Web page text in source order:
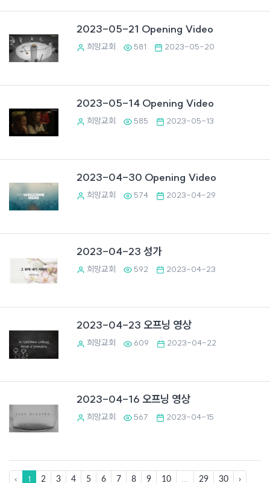
2023-05-21 Opening Video
희망교회 581 2023-05-20
2023-05-14 Opening Video
희망교회 585 2023-05-13
2023-04-30 Opening Video
희망교회 574 2023-04-29
2023-04-23 성가
희망교회 592 2023-04-23
2023-04-23 오프닝 영상
희망교회 609 2023-04-22
2023-04-16 오프닝 영상
희망교회 567 2023-04-15
‹ 1 2 3 4 5 6 7 8 9 10 ... 29 30 ›